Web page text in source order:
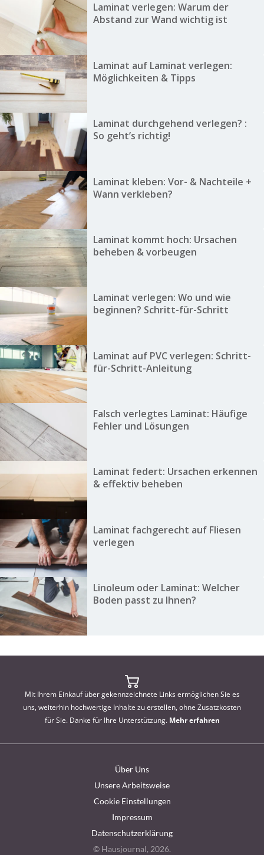
Laminat verlegen: Warum der
Abstand zur Wand wichtig ist
Laminat auf Laminat verlegen:
Möglichkeiten & Tipps
Laminat durchgehend verlegen? :
So geht’s richtig!
Laminat kleben: Vor- & Nachteile +
Wann verkleben?
Laminat kommt hoch: Ursachen
beheben & vorbeugen
Laminat verlegen: Wo und wie
beginnen? Schritt-für-Schritt
Laminat auf PVC verlegen: Schritt-
für-Schritt-Anleitung
Falsch verlegtes Laminat: Häufige
Fehler und Lösungen
Laminat federt: Ursachen erkennen
& effektiv beheben
Laminat fachgerecht auf Fliesen
verlegen
Linoleum oder Laminat: Welcher
Boden passt zu Ihnen?
Mit Ihrem Einkauf über gekennzeichnete Links ermöglichen Sie es
uns, weiterhin hochwertige Inhalte zu erstellen, ohne Zusatzkosten
für Sie. Danke für Ihre Unterstützung. Mehr erfahren
Über Uns
Unsere Arbeitsweise
Cookie Einstellungen
Impressum
Datenschutzerklärung
© Hausjournal, 2026.